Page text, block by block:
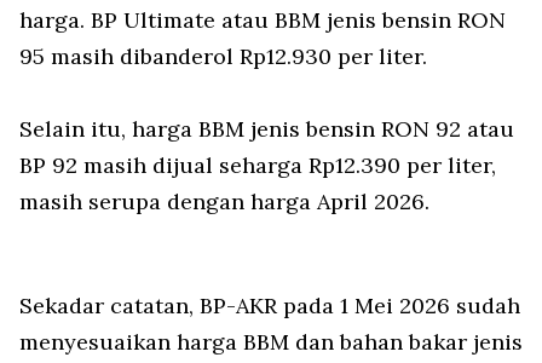
harga. BP Ultimate atau BBM jenis bensin RON
95 masih dibanderol Rp12.930 per liter.
Selain itu, harga BBM jenis bensin RON 92 atau
BP 92 masih dijual seharga Rp12.390 per liter,
masih serupa dengan harga April 2026.
Sekadar catatan, BP-AKR pada 1 Mei 2026 sudah
menyesuaikan harga BBM dan bahan bakar jenis